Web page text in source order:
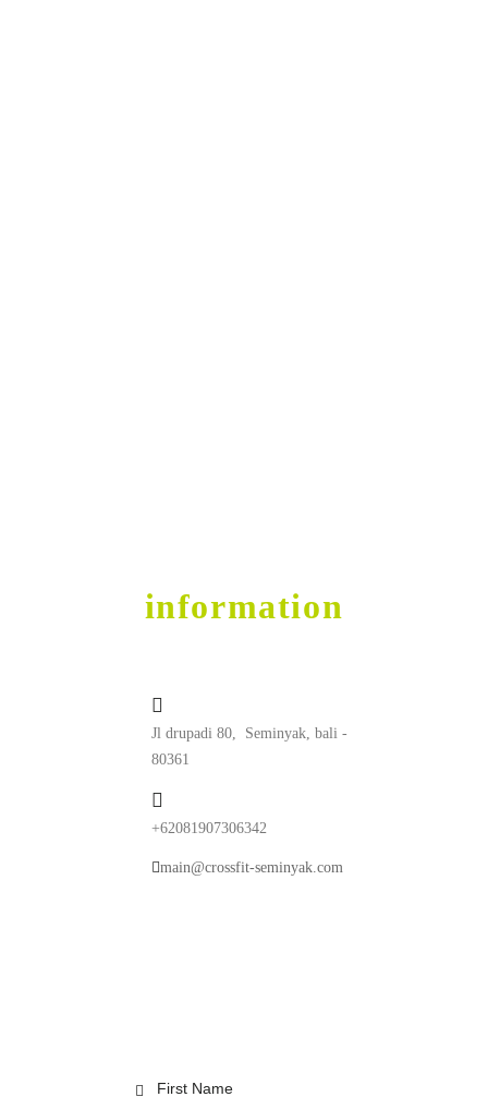
information
Jl drupadi 80, Seminyak, bali -
80361
+62081907306342
main@crossfit-seminyak.com